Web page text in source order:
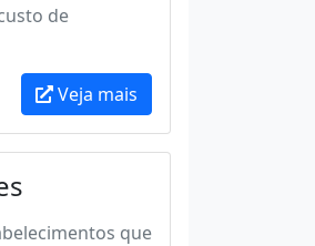
de
Veja mais
que